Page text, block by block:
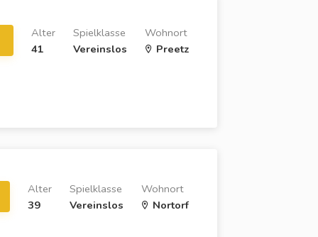
Wohnort
Preetz
Spielklasse
Vereinslos
Alter
41
Wohnort
Nortorf
Spielklasse
Vereinslos
Alter
39